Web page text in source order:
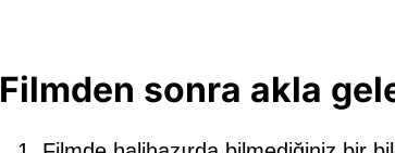
Filmden sonra akla